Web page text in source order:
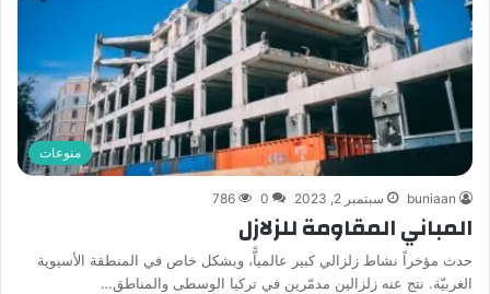
منوعات
buniaan سبتمبر 2, 2023 0
786
المباني المقاومة للزلازل
حدث مؤخراً نشاط زلزالي كبير عالمياًّ، وبشكل خاص في المنطقة الأسيوية
الغربيّة. نتج عنه زلزالين مدمّرين في تركيا الوسطى والمناطق…